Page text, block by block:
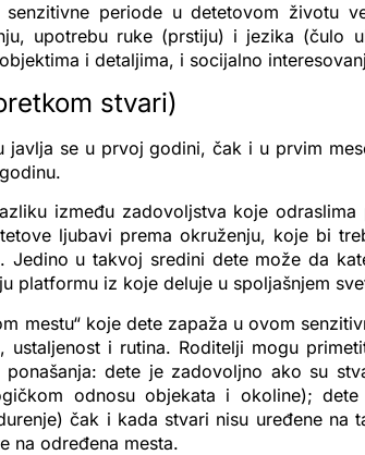
senzitivne periode u detetovom životu
upotrebu ruke (prstiju) i jezika (čulo
i detaljima, i socijalno
stvari)
javlja se u prvoj godini, čak i u prvim
između zadovoljstva koje odraslima
ljubavi prema okruženju, koje bi
Jedino u takvoj sredini dete može da
platformu iz koje deluje u spoljašnjem
mestu“ koje dete zapaža u ovom
ustaljenost i rutina. Roditelji mogu
dete je zadovoljno ako su
odnosu objekata i okoline);
čak i kada stvari nisu uređene na
na određena mesta.